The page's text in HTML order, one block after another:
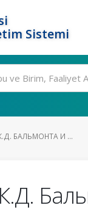
Sistemi
БАЛЬМОНТА И ...